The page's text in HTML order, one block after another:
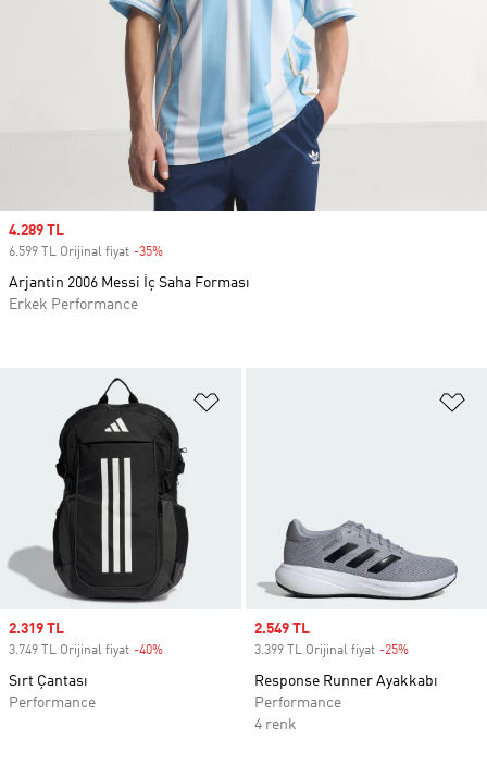
Sale price
2.319 TL
3.749 TL Orijinal fiyat -40%
Sırt Çantası
Performance
Sale price
2.549 TL
3.399 TL Orijinal fiyat -25%
Response Runner Ayakkabı
Performance
4 renk
Sale price
4.289 TL
6.599 TL Orijinal fiyat -35%
Arjantin 2006 Messi İç Saha Forması
Erkek Performance